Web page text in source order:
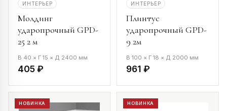
ИНТЕРЬЕР
Молдинг
ударопрочный GPD-
25 2 м
В 40 × Г 15 × Д 2400 мм
405 ₽
ИНТЕРЬЕР
Плинтус
ударопрочный GPD-
9 2м
В 100 × Г 18 × Д 2000 мм
961 ₽
НОВИНКА НОВИНКА